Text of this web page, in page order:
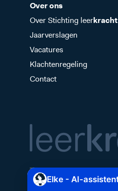
Over ons
Over Stichting leerkracht
Jaarverslagen
Vacatures
Klachtenregeling
Contact